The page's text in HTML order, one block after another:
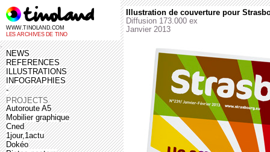
WWW.TINOLAND.COM
LES ARCHIVES DE TINO
.
NEWS
REFERENCES
ILLUSTRATIONS
INFOGRAPHIES
-
PROJECTS
Autoroute A5
Mobilier graphique
Cned
1jour,1actu
Dokéo
Illustration de couverture pour
Diffusion 173.000 ex
Janvier 2013